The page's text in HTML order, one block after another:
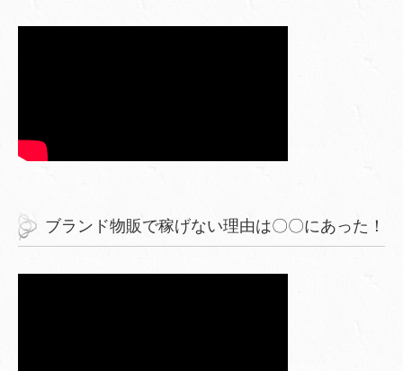
ブランド物販で稼げない理由は〇〇にあった！